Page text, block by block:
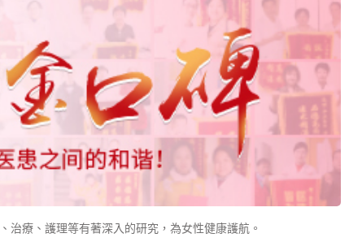
療、護理等有著深入的研究，為女性健康護航。